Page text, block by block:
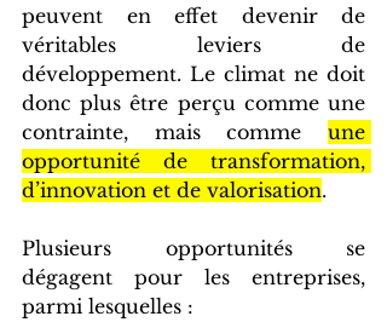
peuvent en effet devenir de
véritables leviers de
développement. Le climat ne doit
donc plus être perçu comme une
contrainte, mais comme une
opportunité de transformation,
d’innovation et de valorisation.
Plusieurs opportunités se
dégagent pour les entreprises,
parmi lesquelles :